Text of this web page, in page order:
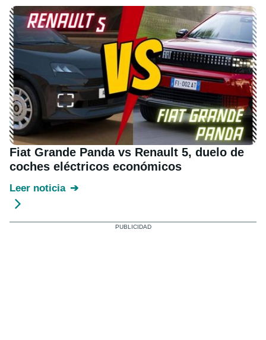
Fiat Grande Panda vs Renault 5, duelo de
coches eléctricos económicos
Leer noticia